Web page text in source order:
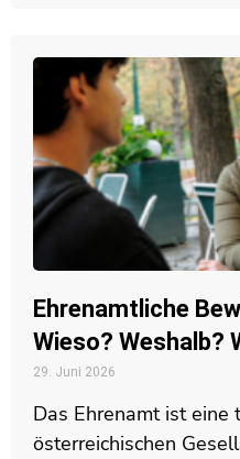
Ehrenamtliche
Wieso? Weshalb?
29. Juni 2026
Das Ehrenamt ist eine
österreichischen